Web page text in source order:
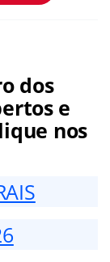
dos
e
nos